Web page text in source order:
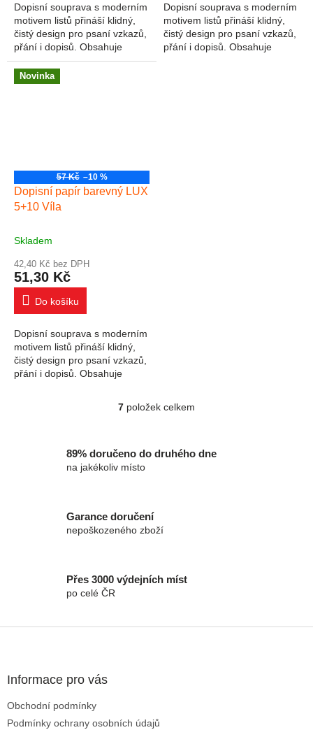
Dopisní souprava s moderním
motivem listů přináší klidný,
čistý design pro psaní vzkazů,
přání i dopisů. Obsahuje
linkované listy a ladící obálky v
přírodních odstínech....
Dopisní souprava s moderním
motivem listů přináší klidný,
čistý design pro psaní vzkazů,
přání i dopisů. Obsahuje
Novinka
57 Kč –10 %
Dopisní papír barevný LUX
5+10 Víla
Skladem
42,40 Kč bez DPH
51,30 Kč
Do košíku
Dopisní souprava s moderním
motivem listů přináší klidný,
čistý design pro psaní vzkazů,
přání i dopisů. Obsahuje
Ovládací prvky výpisu
7 položek celkem
89% doručeno do druhého dne
na jakékoliv místo
Garance doručení
nepoškozeného zboží
Přes 3000 výdejních míst
po celé ČR
Informace pro vás
Obchodní podmínky
Podmínky ochrany osobních údajů